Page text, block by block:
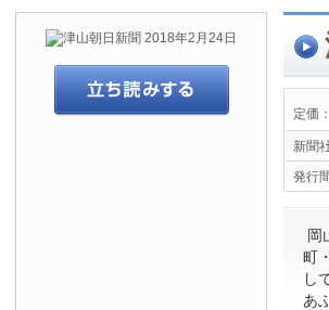
定価：
新聞
発行
岡
町
し
あ